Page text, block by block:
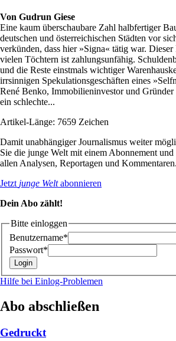
Von Gudrun Giese
Eine kaum überschaubare Zahl halbfertiger
deutschen und österreichischen Städten vor
verkünden, dass hier »Signa« tätig war.
vielen Töchtern ist zahlungsunfähig.
und die Reste einstmals wichtiger
irrsinnigen Spekulationsgeschäften eines
René Benko, Immobilieninvestor und Gründer
ein schlechte...
Artikel-Länge: 7659 Zeichen
Damit unabhängiger Journalismus weiter
Sie die junge Welt mit einem Abonnement
allen Analysen, Reportagen und Kommentaren.
Jetzt junge Weltabonnieren
Dein Abo zählt!
Bitte einloggen
Benutzername*
Passwort*
Hilfe bei Einlog-Problemen
Abo abschließen
Gedruckt